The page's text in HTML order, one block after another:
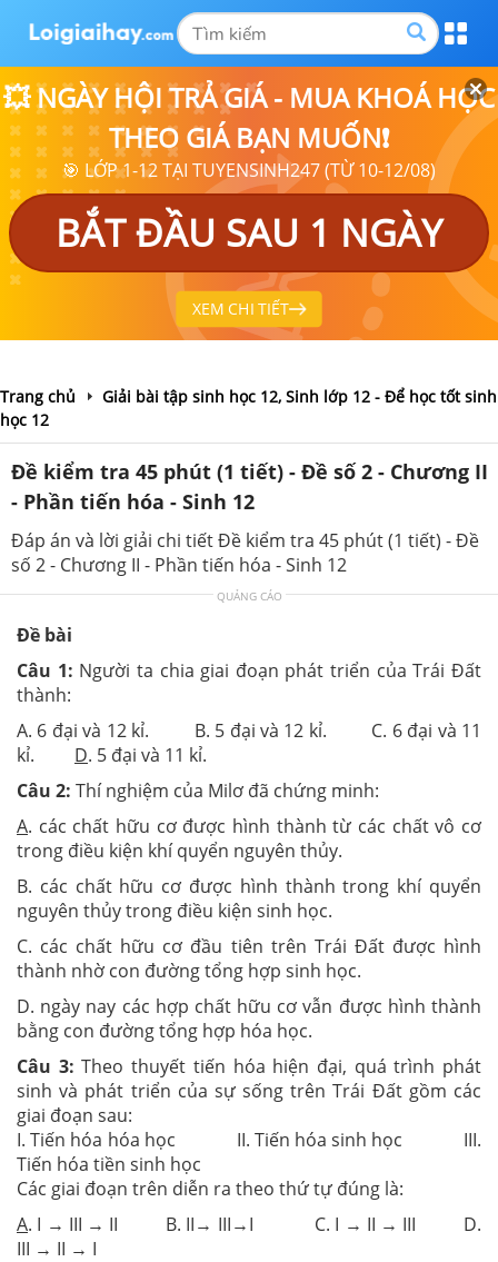
💥 NGÀY HỘI TRẢ GIÁ - MUA KHOÁ HỌC
THEO GIÁ BẠN MUỐN❗
🎯 LỚP 1-12 TẠI TUYENSINH247 (TỪ 10-12/08)
BẮT ĐẦU SAU 1 NGÀY
XEM CHI TIẾT
Trang chủ
Giải bài tập sinh học 12, Sinh lớp 12 - Để học tốt sinh
học 12
Đề kiểm tra 45 phút (1 tiết) - Đề số 2 - Chương II
- Phần tiến hóa - Sinh 12
Đáp án và lời giải chi tiết Đề kiểm tra 45 phút (1 tiết) - Đề
số 2 - Chương II - Phần tiến hóa - Sinh 12
QUẢNG CÁO
Đề bài
Câu 1: Người ta chia giai đoạn phát triển của Trái Đất
thành:
A. 6 đại và 12 kỉ. B. 5 đại và 12 kỉ. C. 6 đại và 11
kỉ. D. 5 đại và 11 kỉ.
Câu 2: Thí nghiệm của Milơ đã chứng minh:
A. các chất hữu cơ được hình thành từ các chất vô cơ
trong điều kiện khí quyển nguyên thủy.
B. các chất hữu cơ được hình thành trong khí quyển
nguyên thủy trong điều kiện sinh học.
C. các chất hữu cơ đầu tiên trên Trái Đất được hình
thành nhờ con đường tổng hợp sinh học.
D. ngày nay các hợp chất hữu cơ vẫn được hình thành
bằng con đường tổng hợp hóa học.
Câu 3: Theo thuyết tiến hóa hiện đại, quá trình phát
sinh và phát triển của sự sống trên Trái Đất gồm các
giai đoạn sau:
I. Tiến hóa hóa học II. Tiến hóa sinh học III.
Tiến hóa tiền sinh học
Các giai đoạn trên diễn ra theo thứ tự đúng là:
A. I → III → II B. II→ III→I C. I → II → III D.
III → II → I